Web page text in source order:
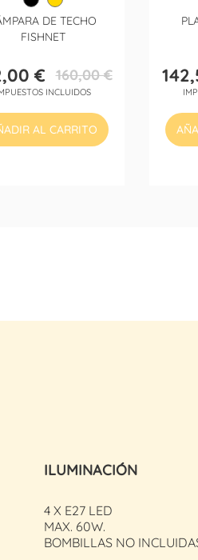
DE TECHO
FISHNET
Precio
€Precio
base
160,00 €
INCLUIDOS
AL CARRITO
ILUMINACIÓN
4 X E27 LED
MAX. 60W.
BOMBILLAS NO